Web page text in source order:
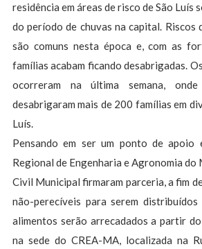
residência em áreas de risco de São Luís
do período de chuvas na capital. Riscos
são comuns nesta época e, com as
famílias acabam ficando desabrigadas.
ocorreram na última semana,
desabrigaram mais de 200 famílias em
Luís.
Pensando em ser um ponto de apoio
Regional de Engenharia e Agronomia do
Civil Municipal firmaram parceria, a fim
não-perecíveis para serem
alimentos serão arrecadados a partir
na sede do CREA-MA, localizada na